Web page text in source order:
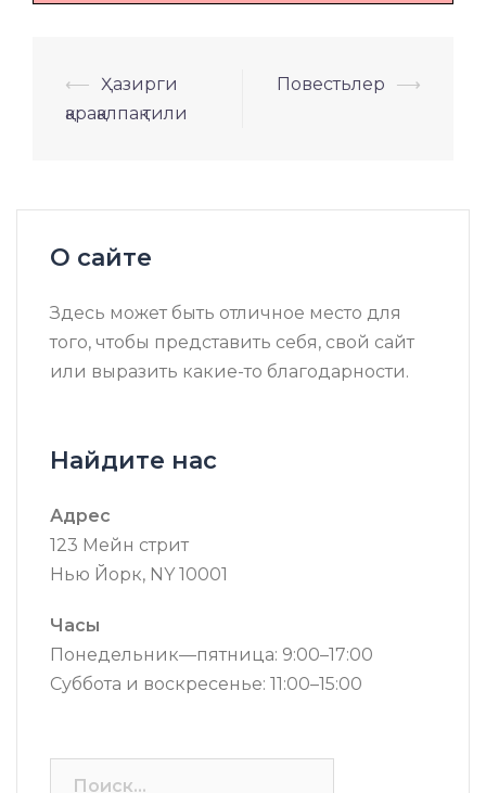
Навигация
по
⟵ Ҳазирги
қарақалпақ тили
Повестьлер ⟶
О сайте
Здесь может быть отличное место для
того, чтобы представить себя, свой сайт
или выразить какие-то благодарности.
Найдите нас
Адрес
123 Мейн стрит
Нью Йорк, NY 10001
Часы
Понедельник—пятница: 9:00–17:00
Суббота и воскресенье: 11:00–15:00